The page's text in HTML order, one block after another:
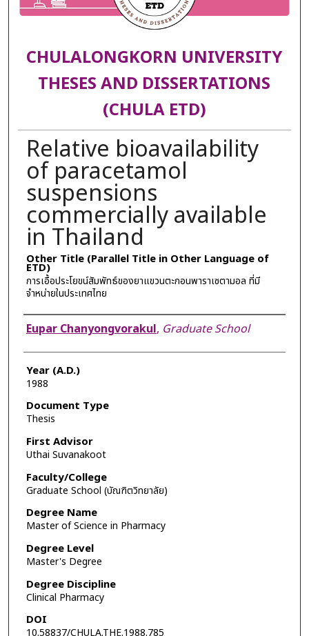
CHULALONGKORN UNIVERSITY
THESES AND DISSERTATIONS
(CHULA ETD)
Relative bioavailability
of paracetamol
suspensions
commercially available
in Thailand
Other Title (Parallel Title in Other Language of
ETD)
การเอื้อประโยขน์สัมพัทธ์ของยาแขวนตะกอนพาราเซตามอล ที่มี
จำหน่ายในประเทศไทย
Author
Eupar Chanyongvorakul, Graduate School
Year (A.D.)
1988
Document Type
Thesis
First Advisor
Uthai Suvanakoot
Faculty/College
Graduate School (บัณฑิตวิทยาลัย)
Degree Name
Master of Science in Pharmacy
Degree Level
Master's Degree
Degree Discipline
Clinical Pharmacy
DOI
10.58837/CHULA.THE.1988.785